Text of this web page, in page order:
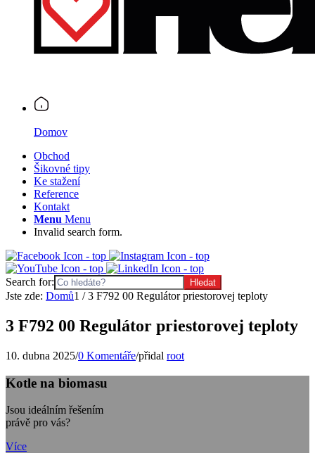
Domov
Obchod
Šikovné tipy
Ke stažení
Reference
Kontakt
Menu Menu
Invalid search form.
Search for:
Jste zde: Domů1 / 3 F792 00 Regulátor priestorovej teploty
3 F792 00 Regulátor priestorovej teploty
10. dubna 2025/0 Komentáře/přidal root
Kotle na biomasu
Jsou ideálním řešením
právě pro vás?
Více